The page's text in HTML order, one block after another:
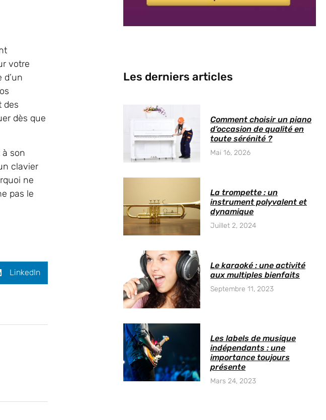
votre
d’un
des
dès que
son
clavier
ne
pas le
LinkedIn
Les derniers articles
Comment choisir un piano
d’occasion de qualité en
toute sérénité ?
Mai 16, 2026
La trompette : un
instrument polyvalent et
dynamique
Juillet 2, 2024
Le karaoké : une activité
aux multiples bienfaits
Septembre 11, 2023
Les labels de musique
indépendants : une
importance toujours
présente
Mars 24, 2023